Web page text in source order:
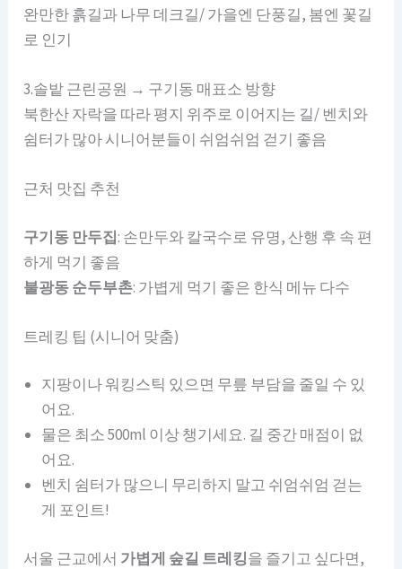
완만한 흙길과 나무 데크길/ 가을엔 단풍길, 봄엔 꽃길
로 인기
3.솔밭 근린공원 → 구기동 매표소 방향
북한산 자락을 따라 평지 위주로 이어지는 길/ 벤치와
쉼터가 많아 시니어분들이 쉬엄쉬엄 걷기 좋음
근처 맛집 추천
구기동 만두집: 손만두와 칼국수로 유명, 산행 후 속 편
하게 먹기 좋음
불광동 순두부촌: 가볍게 먹기 좋은 한식 메뉴 다수
트레킹 팁 (시니어 맞춤)
지팡이나 워킹스틱 있으면 무릎 부담을 줄일 수 있
어요.
물은 최소 500ml 이상 챙기세요. 길 중간 매점이 없
어요.
벤치 쉼터가 많으니 무리하지 말고 쉬엄쉬엄 걷는
게 포인트!
서울 근교에서 가볍게 숲길 트레킹을 즐기고 싶다면,